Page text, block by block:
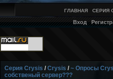
ГЛАВНАЯ СЕРИЯ
Вход
Серия Crysis /Crysis /~ Опросы
собственый сервер???